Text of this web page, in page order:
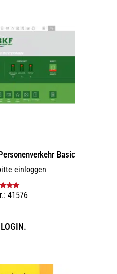
Basic
einloggen
mit
41576